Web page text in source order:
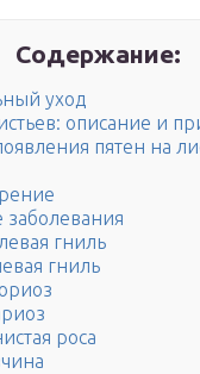
Содержание:
уход
описание и
пятен на
заболевания
гниль
гниль
роса